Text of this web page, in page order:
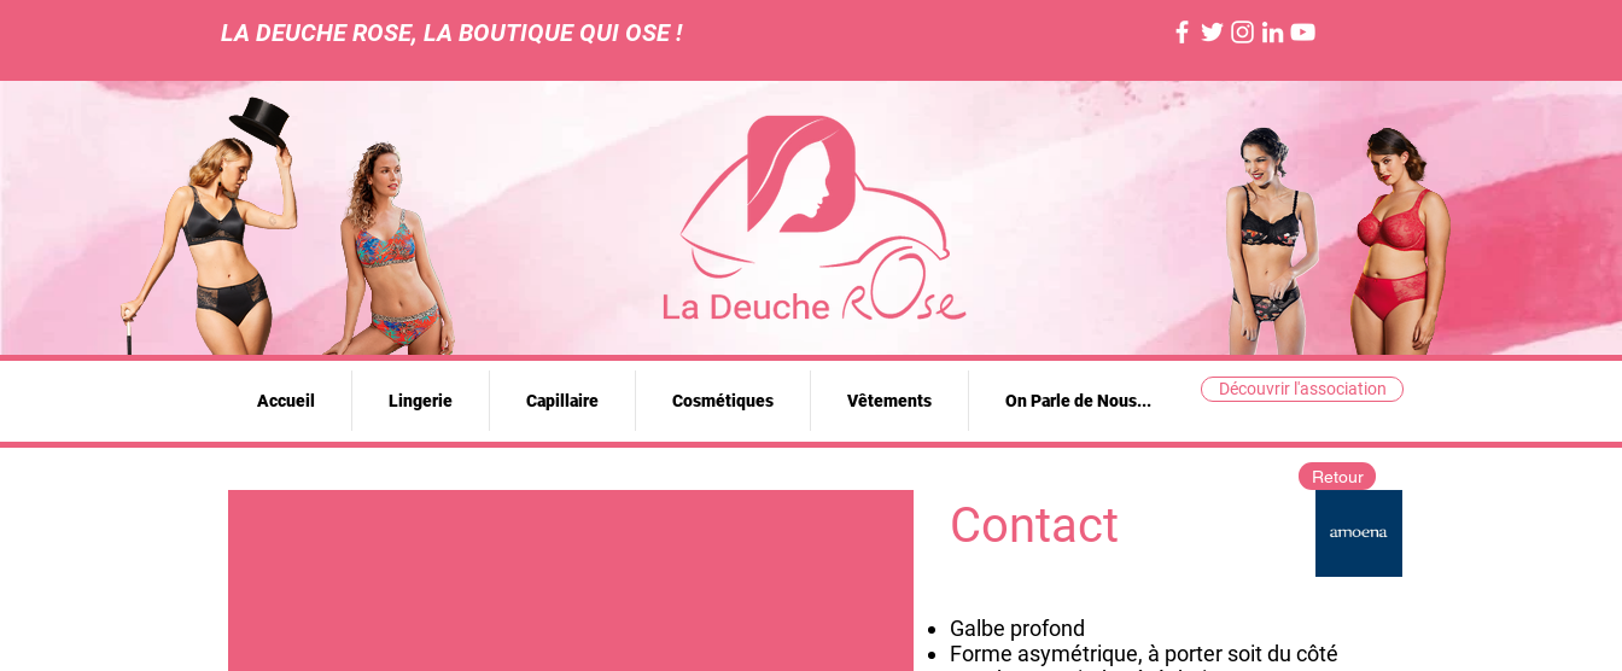
LA DEUCHE ROSE, LA BOUTIQUE QUI OSE !
Accueil Lingerie Capillaire Cosmétiques Vêtements On Parle de Nous...
Découvrir l'association
Retour
Contact
Galbe profond
Forme asymétrique, à porter soit du côté